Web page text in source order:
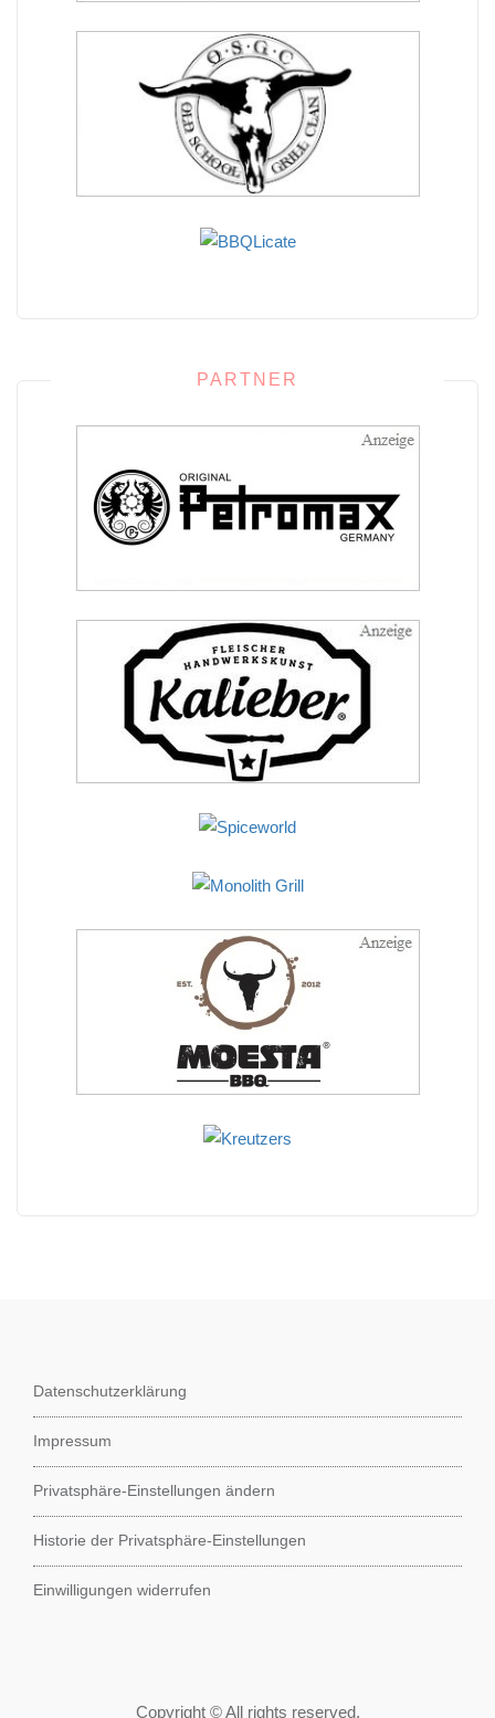
PARTNER
Datenschutzerklärung
Impressum
Privatsphäre-Einstellungen ändern
Historie der Privatsphäre-Einstellungen
Einwilligungen widerrufen
Copyright © All rights reserved.